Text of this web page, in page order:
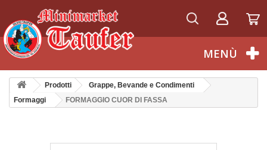
Italiano
MENÙ
Prodotti
Grappe, Bevande e Condimenti
Formaggi
FORMAGGIO CUOR DI FASSA